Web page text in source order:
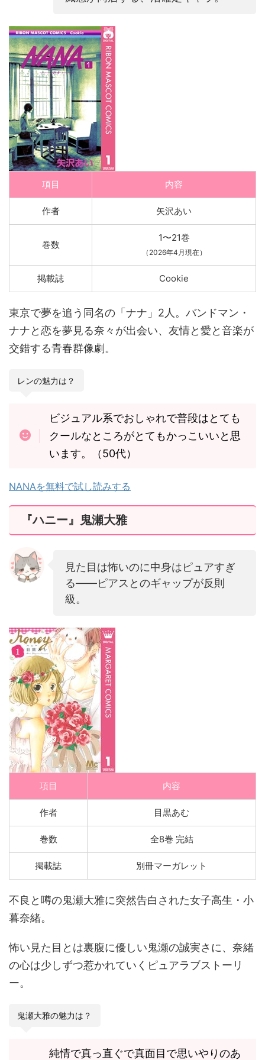
項目 内容
作者 矢沢あい
巻数
1〜21巻
（2026年4月現在）
掲載誌 Cookie
東京で夢を追う同名の「ナナ」2人。バンドマン・
ナナと恋を夢見る奈々が出会い、友情と愛と音楽が
交錯する青春群像劇。
レンの魅力は？
ビジュアル系でおしゃれで普段はとても
クールなところがとてもかっこいいと思
います。（50代）
NANAを無料で試し読みする
『ハニー』鬼瀬大雅
見た目は怖いのに中身はピュアすぎ
る——ピアスとのギャップが反則
級。
項目 内容
作者 目黒あむ
巻数 全8巻 完結
掲載誌 別冊マーガレット
不良と噂の鬼瀬大雅に突然告白された女子高生・小
暮奈緒。
怖い見た目とは裏腹に優しい鬼瀬の誠実さに、奈緒
の心は少しずつ惹かれていくピュアラブストーリ
ー。
鬼瀬大雅の魅力は？
純情で真っ直ぐで真面目で思いやりのあ